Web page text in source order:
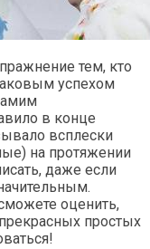
тем, кто
успехом
в конце
всплески
на протяжении
даже если
оценить,
простых